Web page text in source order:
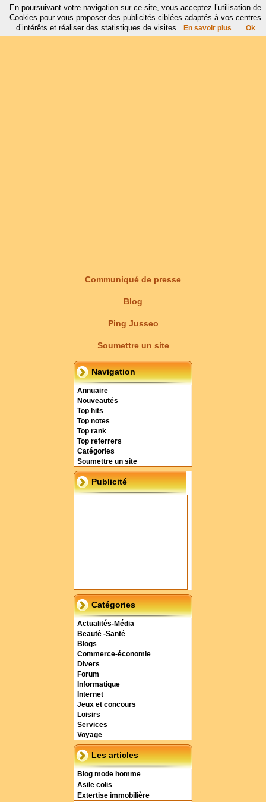
Communiqué de presse
Blog
Ping Jusseo
Soumettre un site
Navigation
Annuaire
Nouveautés
Top hits
Top notes
Top rank
Top referrers
Catégories
Soumettre un site
Publicité
Catégories
Actualités-Média
Beauté -Santé
Blogs
Commerce-économie
Divers
Forum
Informatique
Internet
Jeux et concours
Loisirs
Services
Voyage
Les articles
Blog mode homme
Asile colis
Extertise immobilière
En poursuivant votre navigation sur ce site, vous acceptez l’utilisation de
Cookies pour vous proposer des publicités ciblées adaptés à vos centres
d’intérêts et réaliser des statistiques de visites.
En savoir plus Ok